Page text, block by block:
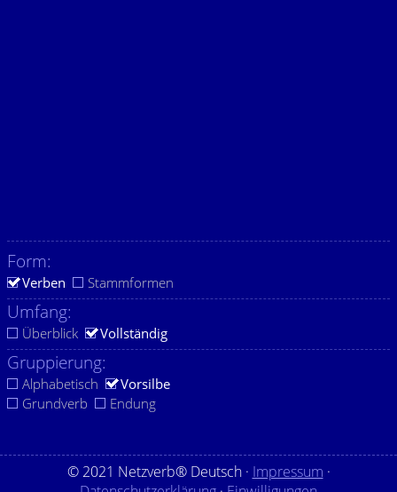
Form:
Verben Stammformen
Umfang:
Überblick Vollständig
Gruppierung:
Alphabetisch
Vorsilbe
Grundverb
Endung
© 2021 Netzverb® Deutsch · Impressum ·